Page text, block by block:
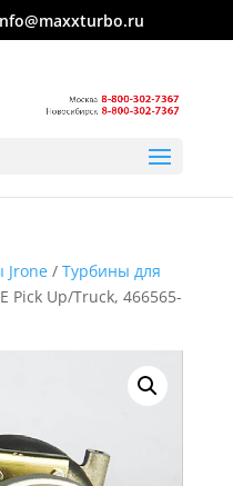
Jrone/ Турбины для
Pick Up/Truck, 466565-